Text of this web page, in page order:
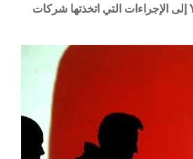
في مقاطع الفيديو الخاصة بهم. بهذه الطريقة ، تنضم منصة YouTube إلى الإجراءات التي اتخذتها شركات